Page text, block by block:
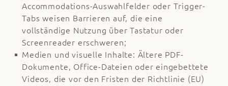
Accommodations-Auswahlfelder oder Trigger-
Tabs weisen Barrieren auf, die eine
vollständige Nutzung über Tastatur oder
Screenreader erschweren;
Medien und visuelle Inhalte: Ältere PDF-
Dokumente, Office-Dateien oder eingebettete
Videos, die vor den Fristen der Richtlinie (EU)